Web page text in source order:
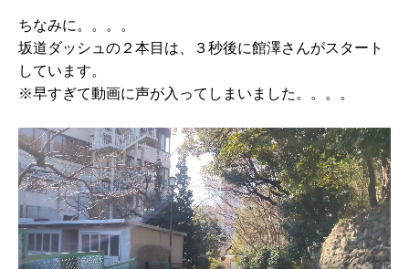
ちなみに。。。。
坂道ダッシュの２本目は、３秒後に館澤さんがスタート
しています。
※早すぎて動画に声が入ってしまいました。。。。